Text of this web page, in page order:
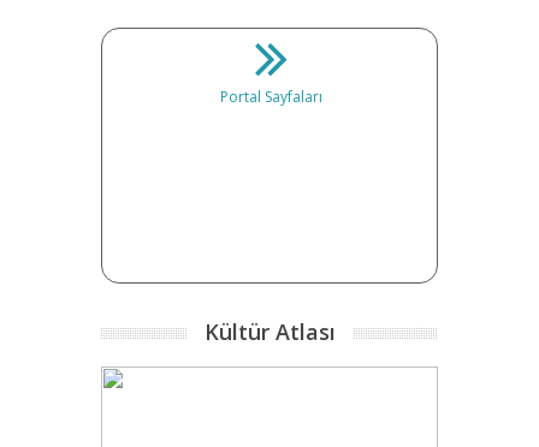
Portal Sayfaları
Kültür Atlası